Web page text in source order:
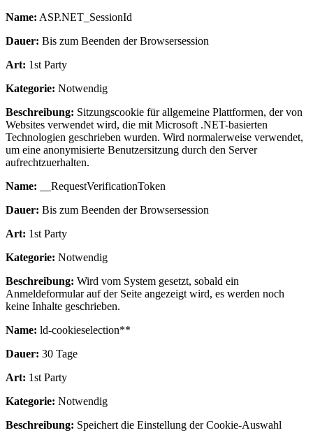
Name: ASP.NET_SessionId
Dauer: Bis zum Beenden der Browsersession
Art: 1st Party
Kategorie: Notwendig
Beschreibung: Sitzungscookie für allgemeine Plattformen, der von
Websites verwendet wird, die mit Microsoft .NET-basierten
Technologien geschrieben wurden. Wird normalerweise verwendet,
um eine anonymisierte Benutzersitzung durch den Server
aufrechtzuerhalten.
Name: __RequestVerificationToken
Dauer: Bis zum Beenden der Browsersession
Art: 1st Party
Kategorie: Notwendig
Beschreibung: Wird vom System gesetzt, sobald ein
Anmeldeformular auf der Seite angezeigt wird, es werden noch
keine Inhalte geschrieben.
Name: ld-cookieselection**
Dauer: 30 Tage
Art: 1st Party
Kategorie: Notwendig
Beschreibung: Speichert die Einstellung der Cookie-Auswahl